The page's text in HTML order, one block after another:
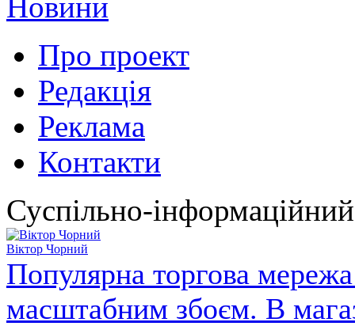
Про проект
Редакція
Реклама
Контакти
Суспільно-
Віктор Чорний
Популярна торгова
масштабним збоєм. В